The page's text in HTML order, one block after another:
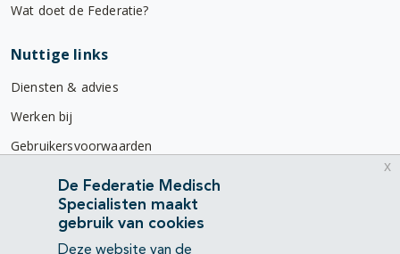
Wat doet de Federatie?
Nuttige links
Diensten & advies
Werken bij
Gebruikersvoorwaarden
Privacyverklaring
Contact
Mercatorlaan 1200
De Federatie Medisch
Specialisten maakt
gebruik van cookies
Deze website van de
x